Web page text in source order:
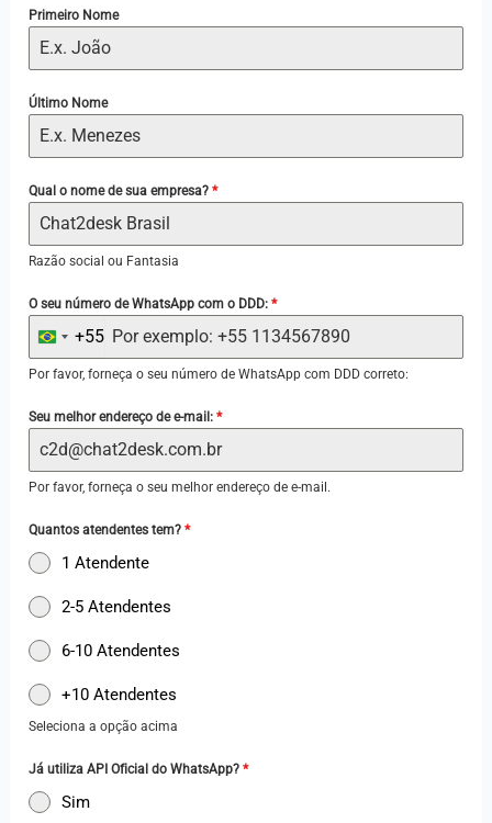
Primeiro Nome
Último Nome
Qual o nome de sua empresa?*
Razão social ou Fantasia
O seu número de WhatsApp com o DDD:*
B
r
z
i
+
5
+55
Por favor, forneça o seu número de WhatsApp com DDD correto:
Seu melhor endereço de e-mail:*
Por favor, forneça o seu melhor endereço de e-mail.
Quantos atendentes tem?*
1 Atendente
2-5 Atendentes
6-10 Atendentes
+10 Atendentes
Seleciona a opção acima
Já utiliza API Oficial do WhatsApp?*
Sim